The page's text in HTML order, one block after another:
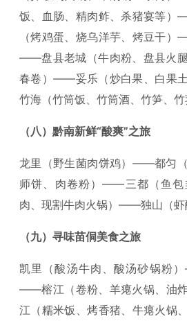
饭、血肠、精肉鲊、杀猪宴等
（烤鸡蛋、烧乌洋芋、烤豆干）
——盘县老城（牛肉粉、盘县火腿
春卷）——妥乐（炒白果、白果
竹海（竹筒饭、竹筒酒、竹笋、竹
（八）黔南新鲜“酸爽”之旅
龙里（野生菌肉饼鸡）——都匀
师饼、肉卷粉）——三都（鱼
肉、现割牛肉火锅）——独山（虾
（九）寻味苗侗美食之旅
凯里（酸汤牛肉、酸汤砂锅粉
——榕江（卷粉、羊瘪火锅、油
江（糯米饭、烤香猪、牛瘪火